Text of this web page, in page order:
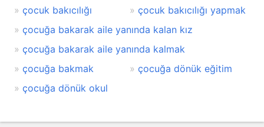
çocuk bakıcılığı
çocuk bakıcılığı yapmak
çocuğa bakarak aile yanında kalan kız
çocuğa bakarak aile yanında kalmak
çocuğa bakmak
çocuğa dönük eğitim
çocuğa dönük okul